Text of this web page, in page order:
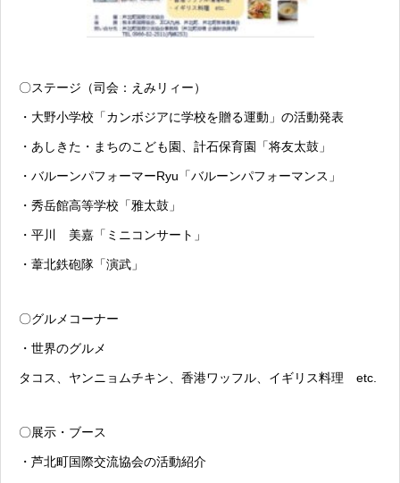
〇ステージ（司会：えみリィー）
・大野小学校「カンボジアに学校を贈る運動」の活動発表
・あしきた・まちのこども園、計石保育園「将友太鼓」
・バルーンパフォーマーRyu「バルーンパフォーマンス」
・秀岳館高等学校「雅太鼓」
・平川 美嘉「ミニコンサート」
・葦北鉄砲隊「演武」
〇グルメコーナー
・世界のグルメ
タコス、ヤンニョムチキン、香港ワッフル、イギリス料理 etc.
〇展示・ブース
・芦北町国際交流協会の活動紹介